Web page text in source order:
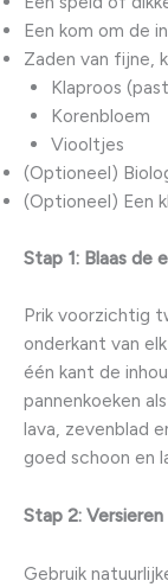
Een kom om de
Zaden van fijne,
Klaproos
Korenbloem
Viooltjes
(Optioneel)
(Optioneel) Een
Stap 1: Blaas de
Prik voorzichtig
onderkant van
één kant de
pannenkoeken
lava, zevenblad
goed schoon en
Stap 2: Versieren
Gebruik